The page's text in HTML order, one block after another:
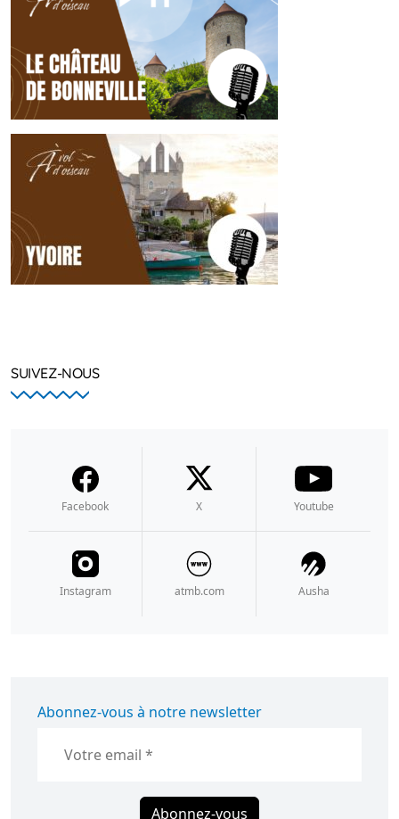
SUIVEZ-NOUS
Facebook X Youtube
Instagram atmb.com Ausha
Abonnez-vous à notre newsletter
Abonnez-vous